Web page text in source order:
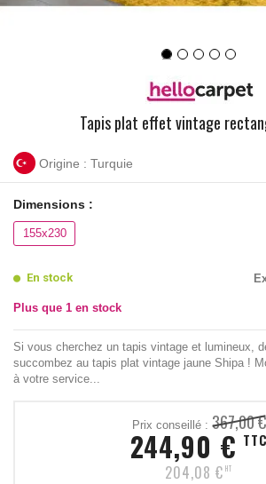
Tapis plat effet vintage
Origine : Turquie
Dimensions :
155x230
En stock
Plus que 1 en stock
Si vous cherchez un tapis vintage et lumineux,
succombez au tapis plat vintage jaune Shipa !
à votre service...
Prix conseillé : 367,00 €
244,90 € TTC
204,08 € HT